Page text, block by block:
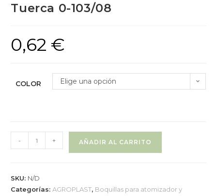
Tuerca 0-103/08
0,62 €
COLOR Elige una opción
- + AÑADIR AL CARRITO
SKU: N/D
Categorías: AGROPLAST, Boquillas para atomizador y